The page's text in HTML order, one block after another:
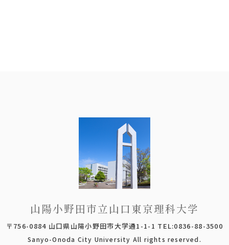
山陽小野田市立山口東京理科大学
〒756-0884 山口県山陽小野田市大学通1-1-1 TEL:0836-88-3500
Sanyo-Onoda City University All rights reserved.